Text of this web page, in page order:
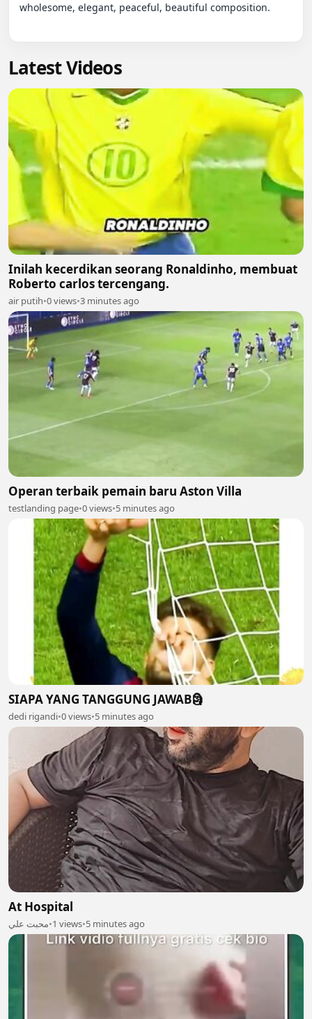
wholesome, elegant, peaceful, beautiful composition.
Latest Videos
Inilah kecerdikan seorang Ronaldinho, membuat
Roberto carlos tercengang.
air putih•0 views•3 minutes ago
Operan terbaik pemain baru Aston Villa
testlanding page•0 views•5 minutes ago
SIAPA YANG TANGGUNG JAWAB🗿
dedi rigandi•0 views•5 minutes ago
At Hospital
محبت علي•1 views•5 minutes ago